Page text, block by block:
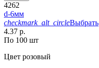
4262
d-6мм
checkmark_alt_circleВыбрать
4.37 р.
По 100 шт
Цвет розовый